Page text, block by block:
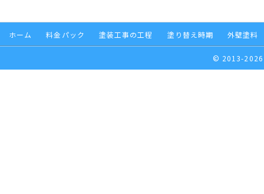
ホーム 料金パック 塗装工事の工程 塗り替え時期 外壁塗料
© 2013-2026